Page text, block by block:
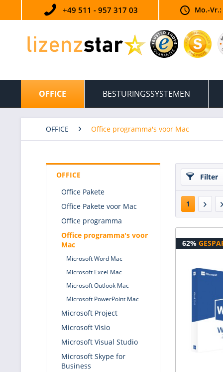
+49 511 - 957 317 03 Mo.-
OFFICE BESTURINGSSYSTEMEN
OFFICE Office programma's voor Mac
OFFICE
Office Pakete
Office Pakete voor Mac
Office programma
Office programma's voor
Mac
Microsoft Word Mac
Microsoft Excel Mac
Microsoft Outlook Mac
Microsoft PowerPoint Mac
Microsoft Project
Microsoft Visio
Microsoft Visual Studio
Microsoft Skype for
Business
Filter
1
62%